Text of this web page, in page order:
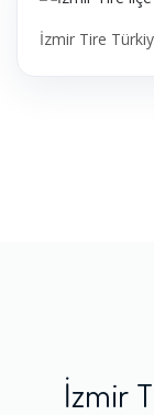
İzmir Tire
İzmir